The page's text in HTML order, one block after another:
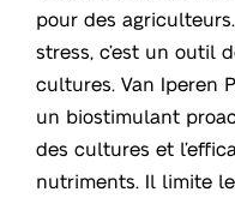
pour des
stress, c’est un outil
cultures. Van Iperen
un biostimulant
des cultures et
nutriments. Il limite